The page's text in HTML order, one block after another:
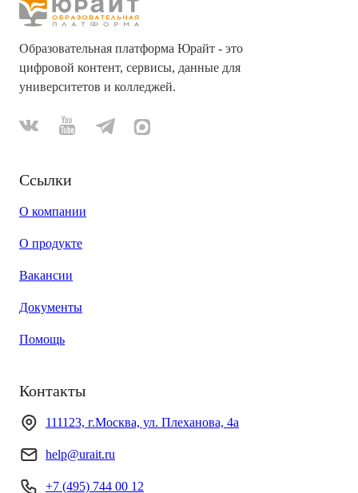
Образовательная платформа Юрайт - это
цифровой контент, сервисы, данные для
университетов и колледжей.
Ссылки
О компании
О продукте
Вакансии
Документы
Помощь
Контакты
111123, г.Москва, ул. Плеханова, 4а
help@urait.ru
+7 (495) 744 00 12